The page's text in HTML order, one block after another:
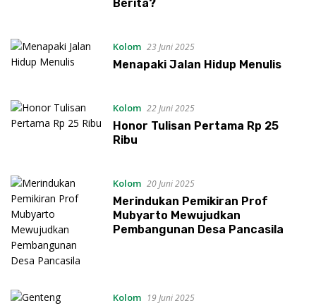
Berita?
Kolom 23 Juni 2025
Menapaki Jalan Hidup Menulis
Kolom 22 Juni 2025
Honor Tulisan Pertama Rp 25
Ribu
Kolom 20 Juni 2025
Merindukan Pemikiran Prof
Mubyarto Mewujudkan
Pembangunan Desa Pancasila
Kolom 19 Juni 2025